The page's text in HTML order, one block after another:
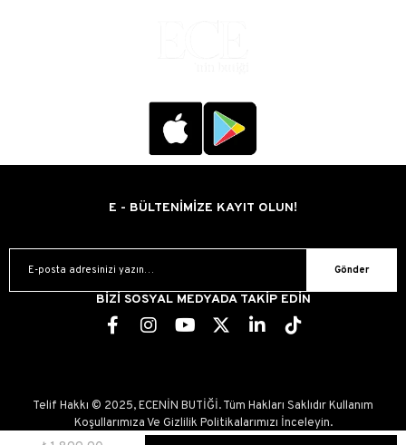
E - BÜLTENİMİZE KAYIT OLUN!
Gönder
BİZİ SOSYAL MEDYADA TAKİP EDİN
Telif Hakkı © 2025, ECENİN BUTİĞİ. Tüm Hakları Saklıdır Kullanım
Koşullarımıza Ve Gizlilik Politikalarımızı İnceleyin.